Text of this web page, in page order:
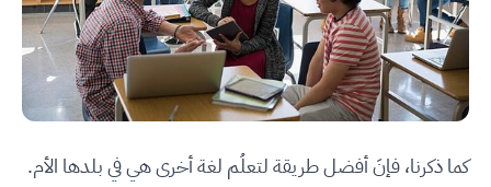
كما ذكرنا، فإنَ أفضل طريقة لتعلُم لغة أخرى هي في بلدها الأم.